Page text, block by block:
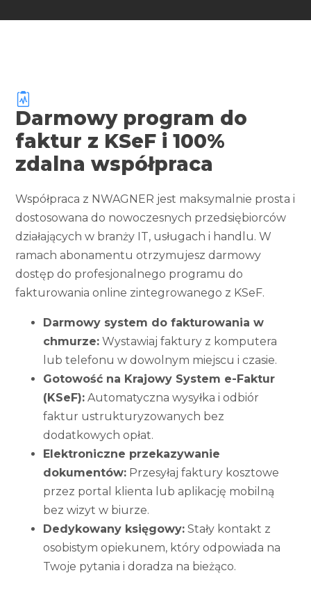
Darmowy program do
faktur z KSeF i 100%
zdalna współpraca
Współpraca z NWAGNER jest maksymalnie prosta i
dostosowana do nowoczesnych przedsiębiorców
działających w branży IT, usługach i handlu. W
ramach abonamentu otrzymujesz darmowy
dostęp do profesjonalnego programu do
fakturowania online zintegrowanego z KSeF.
Darmowy system do fakturowania w
chmurze: Wystawiaj faktury z komputera
lub telefonu w dowolnym miejscu i czasie.
Gotowość na Krajowy System e-Faktur
(KSeF): Automatyczna wysyłka i odbiór
faktur ustrukturyzowanych bez
dodatkowych opłat.
Elektroniczne przekazywanie
dokumentów: Przesyłaj faktury kosztowe
przez portal klienta lub aplikację mobilną
bez wizyt w biurze.
Dedykowany księgowy: Stały kontakt z
osobistym opiekunem, który odpowiada na
Twoje pytania i doradza na bieżąco.